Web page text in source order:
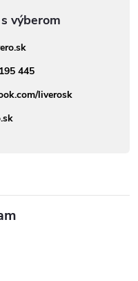
445
liverosk